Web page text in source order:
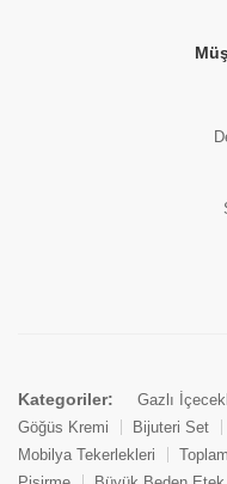
Kategoriler: Gazlı
Göğüs Kremi
Bijuteri Set
Mobilya Tekerlekleri